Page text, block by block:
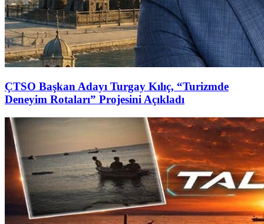
ÇTSO Başkan Adayı Turgay Kılıç, “Turizmde
Deneyim Rotaları” Projesini Açıkladı